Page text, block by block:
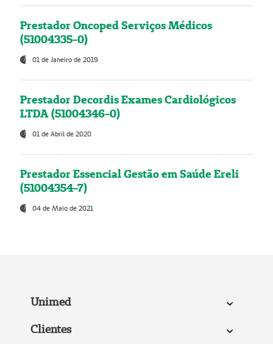
Prestador Oncoped Serviços Médicos
(51004335-0)
01 de Janeiro de 2019
Prestador Decordis Exames Cardiológicos
LTDA (51004346-0)
01 de Abril de 2020
Prestador Essencial Gestão em Saúde Ereli
(51004354-7)
04 de Maio de 2021
Unimed
Clientes